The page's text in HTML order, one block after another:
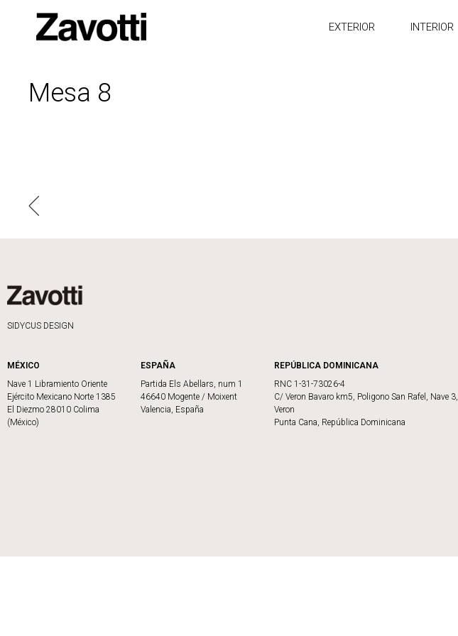
EXTERIOR INTERIOR
Mesa 8
SIDYCUS DESIGN
MÉXICO
Nave 1 Libramiento Oriente
Ejército Mexicano Norte 1385
El Diezmo 28010 Colima
(México)
ESPAÑA
Partida Els Abellars, num 1
46640 Mogente / Moixent
Valencia, España
REPÚBLICA DOMINICANA
RNC 1-31-73026-4
C/ Veron Bavaro km5, Poligono San Rafel, Nave 3,
Veron
Punta Cana, República Dominicana